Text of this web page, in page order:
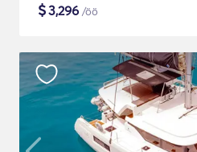
$3,296 /öö